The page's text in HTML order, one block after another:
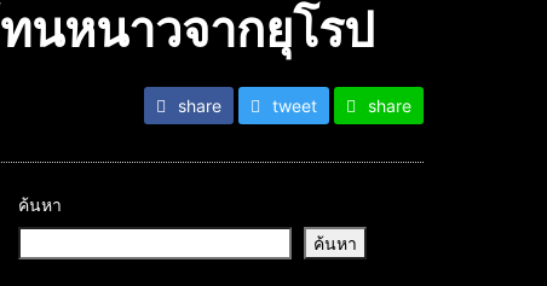
นหนาวจากยุโรป
share tweet share
ค้นหา
ค้นหา